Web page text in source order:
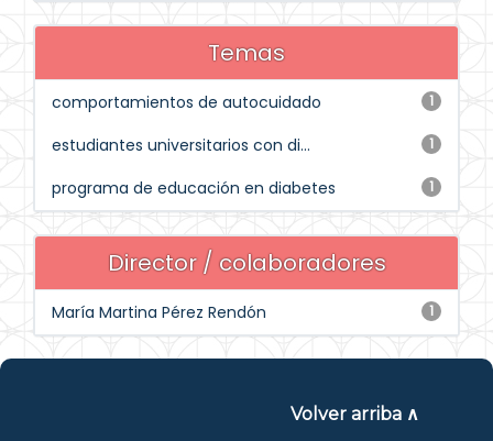
Temas
1
comportamientos de autocuidado
1
estudiantes universitarios con di...
1
programa de educación en diabetes
Director / colaboradores
1
María Martina Pérez Rendón
Volver arriba ∧